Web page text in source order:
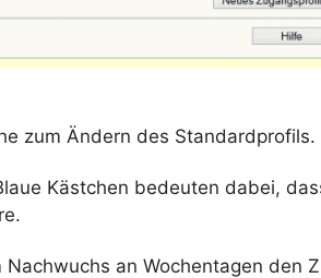
zum Ändern des Standardprofils.
Kästchen bedeuten dabei,
an Wochentagen den